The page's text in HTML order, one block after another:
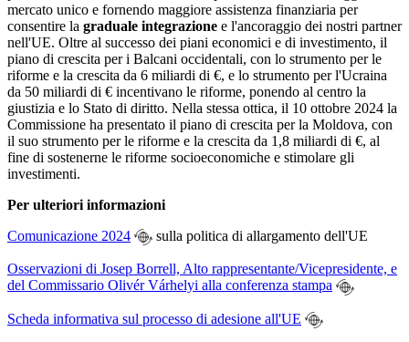
mercato unico e fornendo maggiore assistenza finanziaria per
consentire la graduale integrazione e l'ancoraggio dei nostri partner
nell'UE. Oltre al successo dei piani economici e di investimento, il
piano di crescita per i Balcani occidentali, con lo strumento per le
riforme e la crescita da 6 miliardi di €, e lo strumento per l'Ucraina
da 50 miliardi di € incentivano le riforme, ponendo al centro la
giustizia e lo Stato di diritto. Nella stessa ottica, il 10 ottobre 2024 la
Commissione ha presentato il piano di crescita per la Moldova, con
il suo strumento per le riforme e la crescita da 1,8 miliardi di €, al
fine di sostenerne le riforme socioeconomiche e stimolare gli
investimenti.
Per ulteriori informazioni
Comunicazione 2024
sulla politica di allargamento dell'UE
Osservazioni di Josep Borrell, Alto rappresentante/Vicepresidente, e
del Commissario Olivér Várhelyi alla conferenza stampa
Scheda informativa sul processo di adesione all'UE